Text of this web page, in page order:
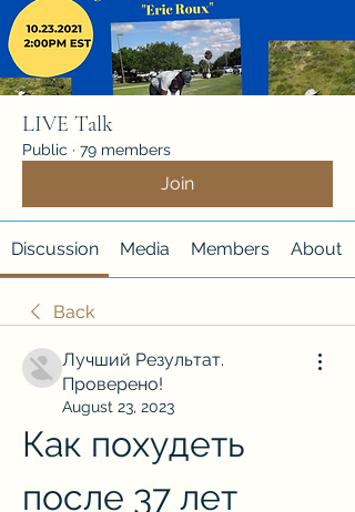
LIVE Talk
Public · 79 members
Join
Discussion Media Members About
Back
Лучший Результат.
Проверено!
August 23, 2023
Как похудеть
после 37 лет